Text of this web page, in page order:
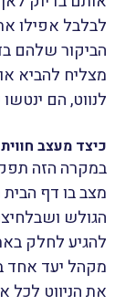
לבלבל אפילו
הביקור שלהם
מצליח להביא
לנווט, הם
כיצד מעצב
במקרה הזה
מצב בו דף
הגולש
להגיע לחלק
מקהל יעד אחד
את הניווט לכל